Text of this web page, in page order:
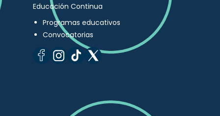
Educación Continua
Programas educativos
Convocatorias